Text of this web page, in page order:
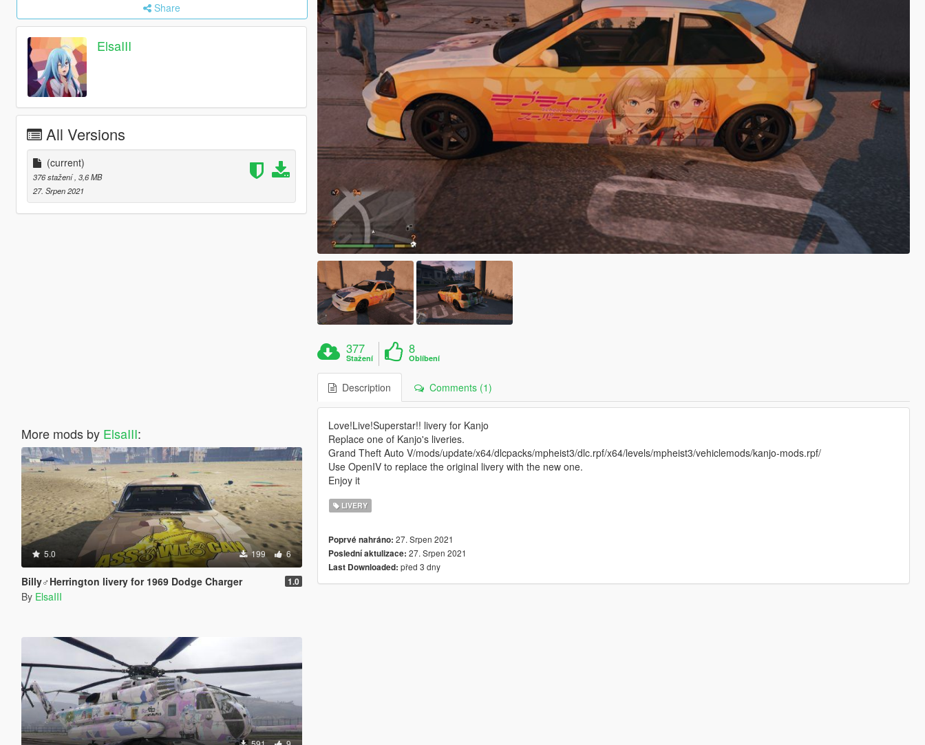
Share
ElsaIII
All Versions
(current)
376 stažení , 3,6 MB
27. Srpen 2021
More mods by ElsaIII:
5.0 199 6
Billy♂Herrington livery for 1969 Dodge Charger 1.0
By ElsaIII
377
Stažení
8
Oblíbení
Description Comments (1)
Love!Live!Superstar!! livery for Kanjo
Replace one of Kanjo's liveries.
Grand Theft Auto V/mods/update/x64/dlcpacks/mpheist3/dlc.rpf/x64/levels/mpheist3/vehiclemods/kanjo-mods.rpf/
Use OpenIV to replace the original livery with the new one.
Enjoy it
LIVERY
Poprvé nahráno: 27. Srpen 2021
Poslední aktulizace: 27. Srpen 2021
Last Downloaded: před 3 dny